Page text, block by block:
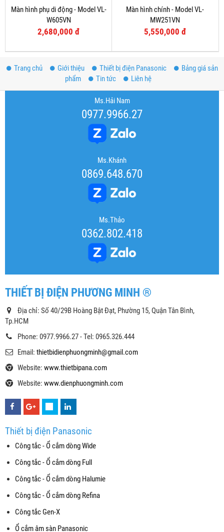
Màn hình phụ di động - Model VL-
W605VN
2,680,000 đ
Màn hình chính - Model VL-
MW251VN
5,550,000 đ
Trang chủ Giới thiệu Thiết bị điện Panasonic
Bảng giá sản
phẩm
Tin tức Liên hệ
Ms.Hải Nam
0977.9966.27
Ms.Khánh
0869.648.670
Ms.Thảo
0362.802.418
THIẾT BỊ ĐIỆN PHƯƠNG MINH ®
Địa chỉ: Số 40/29B Hoàng Bật Đạt, Phường 15, Quận Tân Bình,
Tp.HCM
Phone: 0977.9966.27 - Tel: 0965.326.444
Email: thietbidienphuongminh@gmail.com
Website: www.thietbipana.com
Website: www.dienphuongminh.com
Thiết bị điện Panasonic
Công tắc - Ổ cắm dòng Wide
Công tắc - Ổ cắm dòng Full
Công tắc - Ổ cắm dòng Halumie
Công tắc - Ổ cắm dòng Refina
Công tắc Gen-X
Ổ cắm âm sàn Panasonic